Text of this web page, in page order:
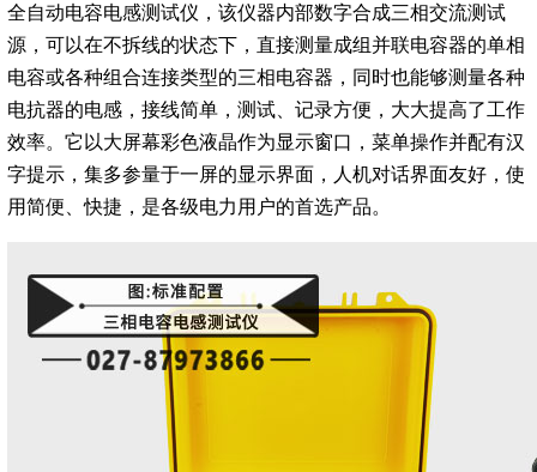
全自动电容电感测试仪，该仪器内部数字合成三相交流测试
源，可以在不拆线的状态下，直接测量成组并联电容器的单相
电容或各种组合连接类型的三相电容器，同时也能够测量各种
电抗器的电感，接线简单，测试、记录方便，大大提高了工作
效率。它以大屏幕彩色液晶作为显示窗口，菜单操作并配有汉
字提示，集多参量于一屏的显示界面，人机对话界面友好，使
用简便、快捷，是各级电力用户的首选产品。